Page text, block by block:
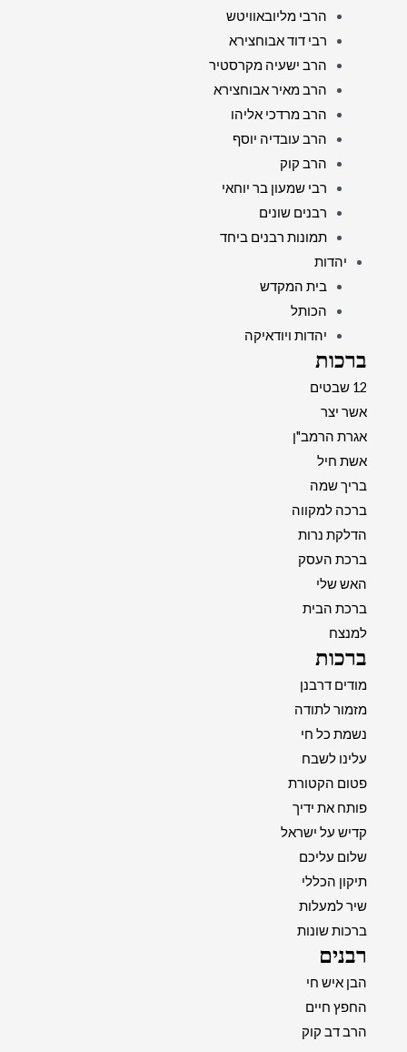
הרבי מליובאוויטש
רבי דוד אבוחצירא
הרב ישעיה מקרסטיר
הרב מאיר אבוחצירא
הרב מרדכי אליהו
הרב עובדיה יוסף
הרב קוק
רבי שמעון בר יוחאי
רבנים שונים
תמונות רבנים ביחד
יהדות
בית המקדש
הכותל
יהדות ויודאיקה
ברכות
12 שבטים
אשר יצר
אגרת הרמב"ן
אשת חיל
בריך שמה
ברכה למקווה
הדלקת נרות
ברכת העסק
האש שלי
ברכת הבית
למנצח
ברכות
מודים דרבנן
מזמור לתודה
נשמת כל חי
עלינו לשבח
פטום הקטורת
פותח את ידיך
קדיש על ישראל
שלום עליכם
תיקון הכללי
שיר למעלות
ברכות שונות
רבנים
הבן איש חי
החפץ חיים
הרב דב קוק